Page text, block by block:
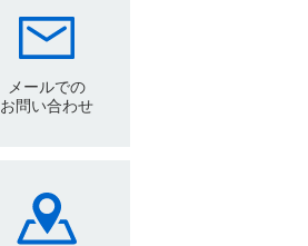
メールでの
お問い合わせ